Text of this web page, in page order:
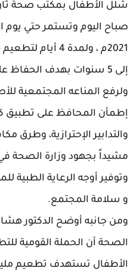
شلل الأطفال بمكتب صحة ثان
2021م ، ولمدة 4
إلى 5 سنوات بهدف
ولرفع المناعه المجتمعية
إطمأن المحافظ على تطبيق
والتدابير الإحترازية، وطرق
مشيداً بجهود وزارة الصحة
وتوفير أوجه الرعاية الطبية
و سلامة المجتمع.
ومن جانبه أوضح الدكتور
الصحة أن الحملة القومية